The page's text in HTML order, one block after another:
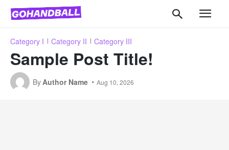
Category I Category II Category III
Sample Post Title!
ByAuthor Name Aug 10, 2026